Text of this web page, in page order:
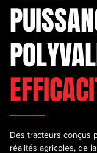
Des tracteurs conçus
réalités agricoles, de